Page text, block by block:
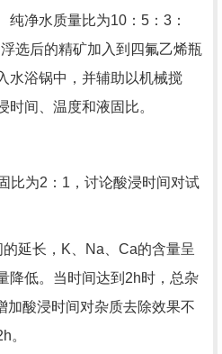
纯净水质量比为10：5：3：
选后的精矿加入到四氟乙烯瓶
水浴锅中，并辅助以机械搅
时间、温度和液固比。
比为2：1，讨论酸浸时间对试
延长，K、Na、Ca的含量呈
降低。当时间达到2h时，总杂
加酸浸时间对杂质去除效果不
。